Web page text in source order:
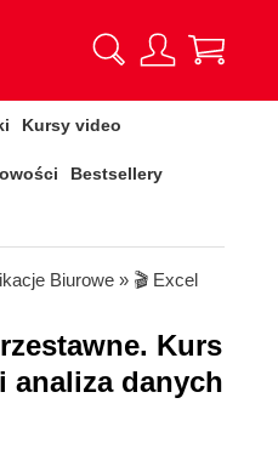
Kursy video
Bestsellery
Biurowe » 🎬 Excel
Kurs
analiza danych